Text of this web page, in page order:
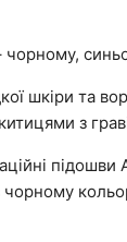
шкіри та
з